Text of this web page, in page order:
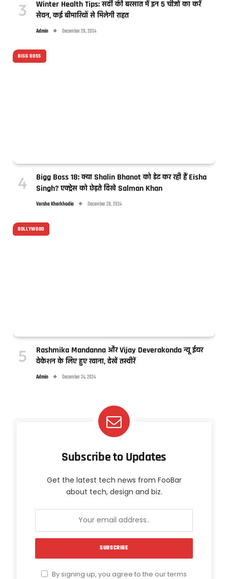
Winter Health Tips: सर्दी की बरसात में इन 5 चीजों का करें
सेवन, कई बीमारियों से मिलेगी राहत
Admin December 29, 2024
BIGG BOSS
Bigg Boss 18: क्या Shalin Bhanot को डेट कर रही हैं Eisha
Singh? एक्ट्रेस को छेड़ते दिखे Salman Khan
Varsha Kharkhodia December 28, 2024
BOLLYWOOD
Rashmika Mandanna और Vijay Deverakonda न्यू ईयर
वेकेशन के लिए हुए रवाना, देखें तस्वीरें
Admin December 24, 2024
Subscribe to Updates
Get the latest tech news from FooBar
about tech, design and biz.
By signing up, you agree to the our terms